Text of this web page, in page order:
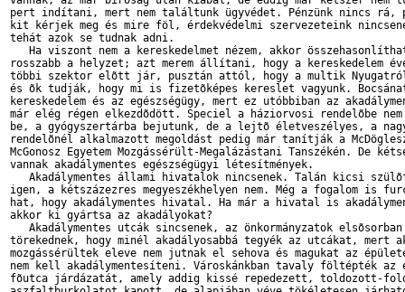
pert indítani, mert nem találtunk ügyvédet. Pénzünk nincs rá,
kit kérjek meg és mire föl, érdekvédelmi szervezeteink
tehát azok se tudnak adni.
Ha viszont nem a kereskedelmet nézem, akkor
rosszabb a helyzet; azt merem állítani, hogy a kereskedelem
többi szektor elõtt jár, pusztán attól, hogy a multik
és õk tudják, hogy mi is fizetõképes kereslet vagyunk.
kereskedelem és az egészségügy, mert ez utóbbiban az
már elég régen elkezdõdött. Speciel a háziorvosi rendelõbe
be, a gyógyszertárba bejutunk, de a lejtõ életveszélyes, a
rendelõnél alkalmazott megoldást pedig már tanítják a
McGonosz Egyetem Mozgássérült-Megalázástani Tanszékén. De
vannak akadálymentes egészségügyi létesítmények.
Akadálymentes állami hivatalok nincsenek. Talán kicsi
igen, a kétszázezres megyeszékhelyen nem. Még a fogalom is
hat, hogy akadálymentes hivatal. Ha már a hivatal is
akkor ki gyártsa az akadályokat?
Akadálymentes utcák sincsenek, az önkormányzatok elsõsorban
törekednek, hogy minél akadályosabbá tegyék az utcákat, mert
mozgássérültek eleve nem jutnak el sehova és magukat az
nem kell akadálymentesíteni. Városkánkban tavaly föltépték az
fõutca járdázatát, amely addig kissé repedezett, toldozott-